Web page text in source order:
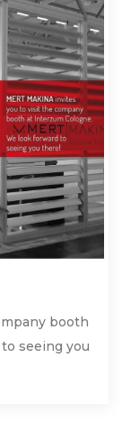
booth
seeing you